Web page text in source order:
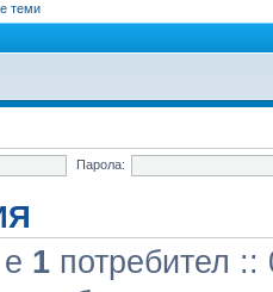
теми
Парола:
1 потребител ::